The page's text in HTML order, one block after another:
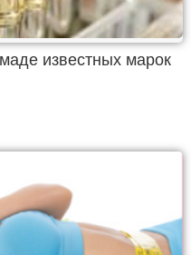
известных марок